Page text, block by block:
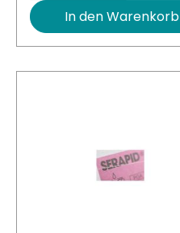
In den Warenkorb